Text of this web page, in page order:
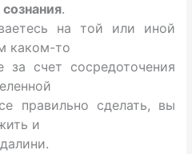
.
на той или иной
каком-то
счет сосредоточения
правильно сделать, вы
и